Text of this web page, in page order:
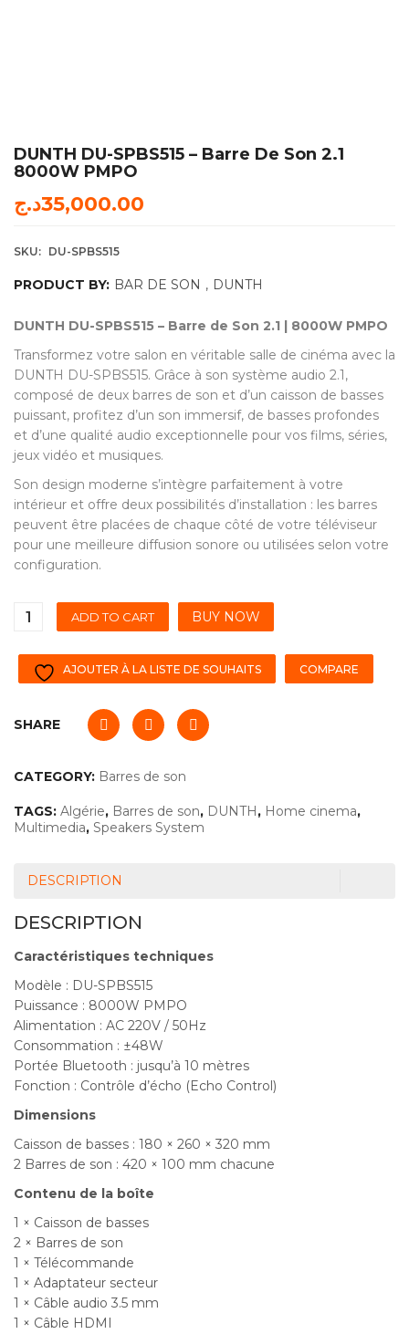
DUNTH DU-SPBS515 – Barre De Son 2.1
8000W PMPO
35,000.00د.ج
SKU: DU-SPBS515
PRODUCT BY: BAR DE SON , DUNTH
DUNTH DU-SPBS515 – Barre de Son 2.1 | 8000W PMPO
Transformez votre salon en véritable salle de cinéma avec la
DUNTH DU-SPBS515. Grâce à son système audio 2.1,
composé de deux barres de son et d’un caisson de basses
puissant, profitez d’un son immersif, de basses profondes
et d’une qualité audio exceptionnelle pour vos films, séries,
jeux vidéo et musiques.
Son design moderne s’intègre parfaitement à votre
intérieur et offre deux possibilités d’installation : les barres
peuvent être placées de chaque côté de votre téléviseur
pour une meilleure diffusion sonore ou utilisées selon votre
configuration.
ADD TO CART BUY NOW
AJOUTER À LA LISTE DE SOUHAITS COMPARE
SHARE
CATEGORY: Barres de son
TAGS: Algérie, Barres de son, DUNTH, Home cinema,
Multimedia, Speakers System
DESCRIPTION
DESCRIPTION
Caractéristiques techniques
Modèle : DU-SPBS515
Puissance : 8000W PMPO
Alimentation : AC 220V / 50Hz
Consommation : ±48W
Portée Bluetooth : jusqu’à 10 mètres
Fonction : Contrôle d’écho (Echo Control)
Dimensions
Caisson de basses : 180 × 260 × 320 mm
2 Barres de son : 420 × 100 mm chacune
Contenu de la boîte
1 × Caisson de basses
2 × Barres de son
1 × Télécommande
1 × Adaptateur secteur
1 × Câble audio 3.5 mm
1 × Câble HDMI